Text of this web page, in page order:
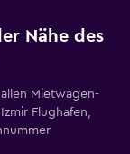
Nähe des
Mietwagen-
Flughafen,